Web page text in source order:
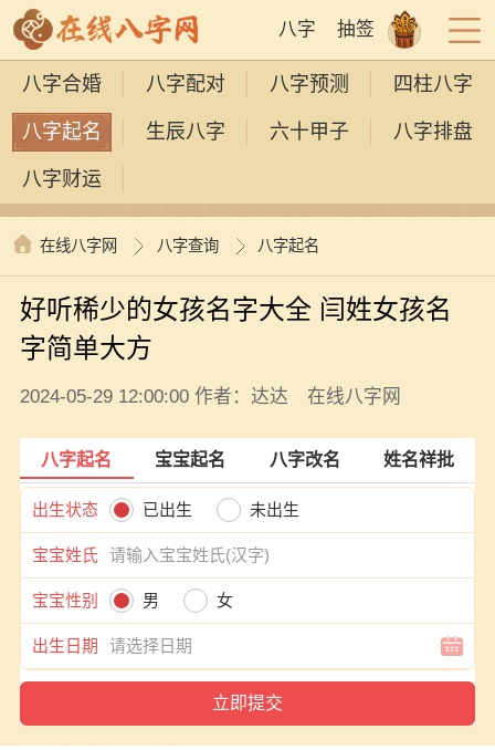
八字 抽签
八字合婚 八字配对 八字预测 四柱八字
八字起名 生辰八字 六十甲子 八字排盘
八字财运
在线八字网 八字查询 八字起名
好听稀少的女孩名字大全 闫姓女孩名
字简单大方
2024-05-29 12:00:00 作者：达达 在线八字网
八字起名 宝宝起名 八字改名 姓名祥批
出生状态 已出生 未出生
宝宝姓氏
宝宝性别 男 女
出生日期